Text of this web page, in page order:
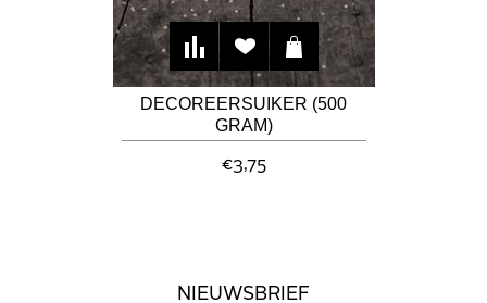
DECOREERSUIKER (500
GRAM)
€3,75
NIEUWSBRIEF